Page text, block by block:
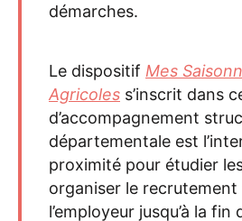
démarches.
Le dispositif Mes
Agricoles s’inscrit dans
d’accompagnement
départementale est
proximité pour étudier
organiser le
l’employeur jusqu’à la